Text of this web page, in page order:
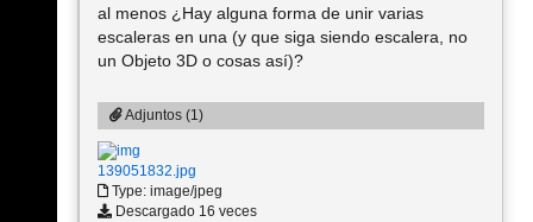
al menos ¿Hay alguna forma de unir varias
escaleras en una (y que siga siendo escalera, no
un Objeto 3D o cosas así)?
Adjuntos (1)
139051832.jpg
Type: image/jpeg
Descargado 16 veces